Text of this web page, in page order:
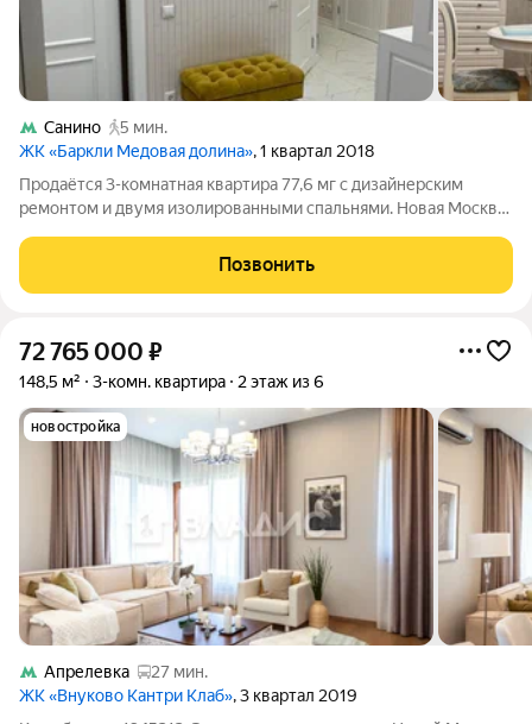
Санино
5 мин.
ЖК «Баркли Медовая долина», 1 квартал 2018
Продаётся 3-комнатная квартира 77,6 мг с дизайнерским
ремонтом и двумя изолированными спальнями. Новая Москва,
комнатная квартира общей площадью 77,6 м в современном
доме 2018 года постройки (ЖК
Позвонить
72 765 000 ₽
148,5 м² 3-комн. квартира 2 этаж из 6
новостройка
Апрелевка
27 мин.
ЖК «Внуково Кантри Клаб», 3 квартал 2019